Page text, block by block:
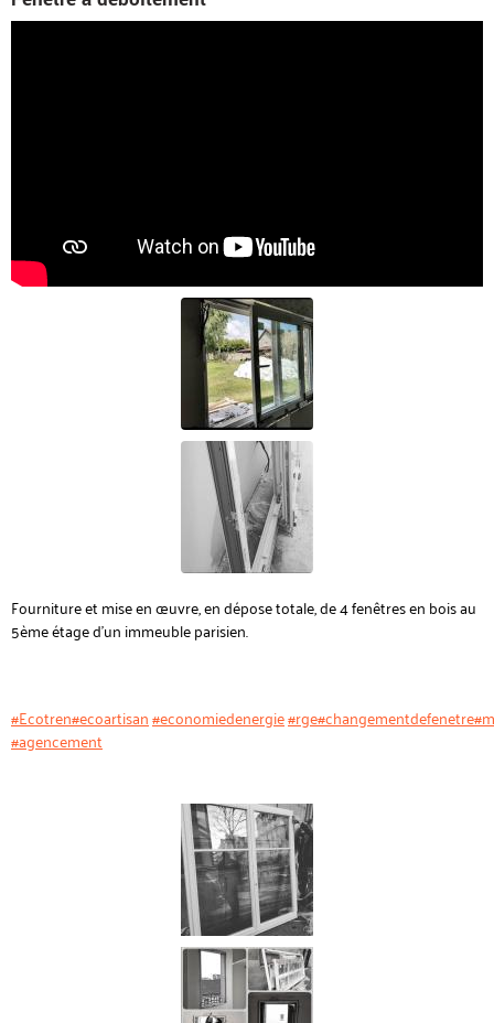
Fourniture et mise en œuvre, en dépose totale, de 4 fenêtres en bois au
5ème étage d'un immeuble parisien.
#Ecotren#ecoartisan#economiedenergie#rge#changementdefenetre
#agencement